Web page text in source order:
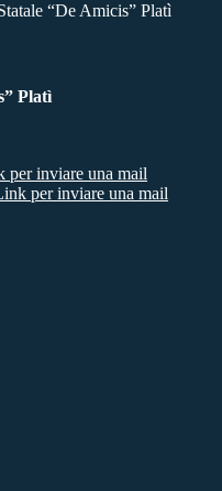
“De Amicis” Platì
Platì
per inviare una mail
per inviare una mail